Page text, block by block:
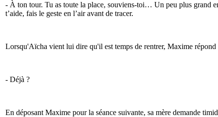
- À ton tour. Tu as toute la place, souviens-toi… Un peu plus grand
t’aide, fais le geste en l’air avant de tracer.
Lorsqu'Aïcha vient lui dire qu'il est temps de rentrer, Maxime répond
- Déjà ?
En déposant Maxime pour la séance suivante, sa mère demande